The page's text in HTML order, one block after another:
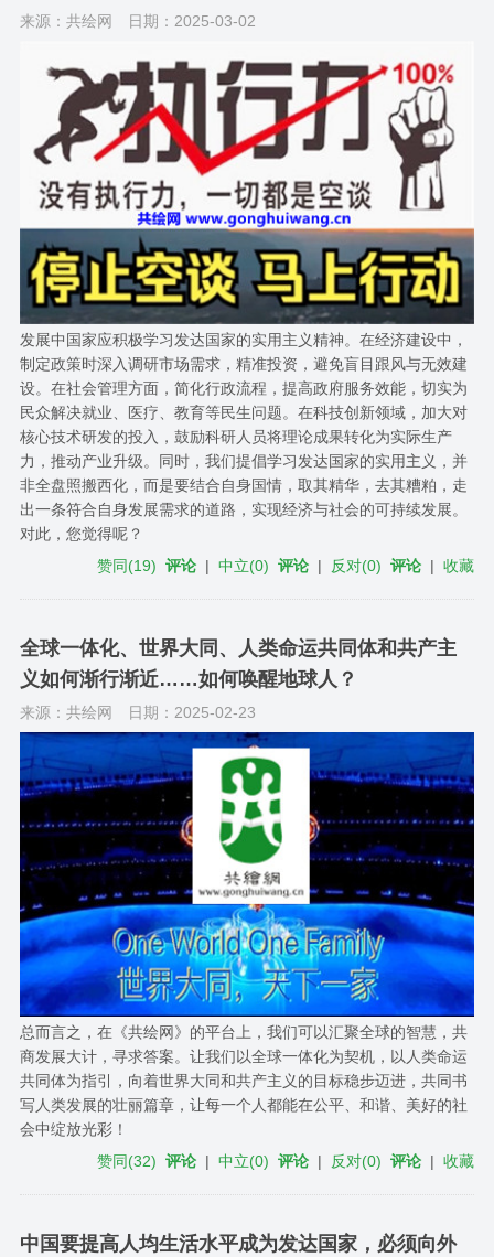
来源：共绘网 日期：2025-03-02
发展中国家应积极学习发达国家的实用主义精神。在经济建设中，
制定政策时深入调研市场需求，精准投资，避免盲目跟风与无效建
设。在社会管理方面，简化行政流程，提高政府服务效能，切实为
民众解决就业、医疗、教育等民生问题。在科技创新领域，加大对
核心技术研发的投入，鼓励科研人员将理论成果转化为实际生产
力，推动产业升级。同时，我们提倡学习发达国家的实用主义，并
非全盘照搬西化，而是要结合自身国情，取其精华，去其糟粕，走
出一条符合自身发展需求的道路，实现经济与社会的可持续发展。
对此，您觉得呢？
赞同(19) 评论 |中立(0) 评论 | 反对(0) 评论 |收藏
全球一体化、世界大同、人类命运共同体和共产主
义如何渐行渐近……如何唤醒地球人？
来源：共绘网 日期：2025-02-23
总而言之，在《共绘网》的平台上，我们可以汇聚全球的智慧，共
商发展大计，寻求答案。让我们以全球一体化为契机，以人类命运
共同体为指引，向着世界大同和共产主义的目标稳步迈进，共同书
写人类发展的壮丽篇章，让每一个人都能在公平、和谐、美好的社
会中绽放光彩！
赞同(32) 评论 |中立(0) 评论 | 反对(0) 评论 |收藏
中国要提高人均生活水平成为发达国家，必须向外